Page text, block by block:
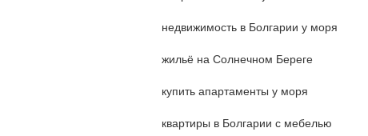
недвижимость в Болгарии у моря
жильё на Солнечном Береге
купить апартаменты у моря
квартиры в Болгарии с мебелью